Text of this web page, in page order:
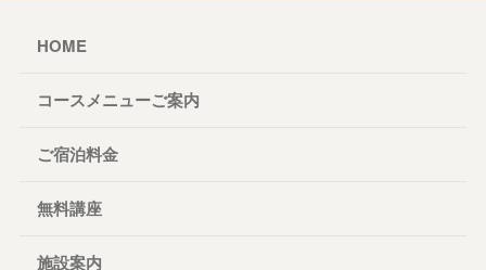
HOME
コースメニューご案内
ご宿泊料金
無料講座
施設案内